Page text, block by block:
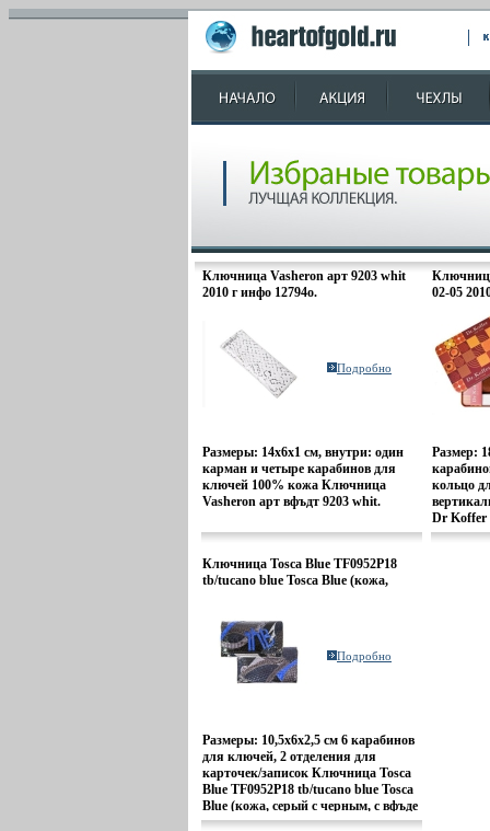
Ключница Vasheron арт 9203 whit
2010 г инфо 12794o.
Подробно
Размеры: 14х6х1 см, внутри: один
карман и четыре карабинов для
ключей 100% кожа Ключница
Vasheron арт вфъдт 9203 whit.
Ключница Tosca Blue TF0952P18
tb/tucano blue Tosca Blue (кожа,
инфо 12801o.
Подробно
Размеры: 10,5х6х2,5 см 6 карабинов
для ключей, 2 отделения для
карточек/записок Ключница Tosca
Blue TF0952P18 tb/tucano blue Tosca
Blue (кожа, серый с черным, с вфъде
синим)
02-05
Размер:
кольцо
Dr Koffer